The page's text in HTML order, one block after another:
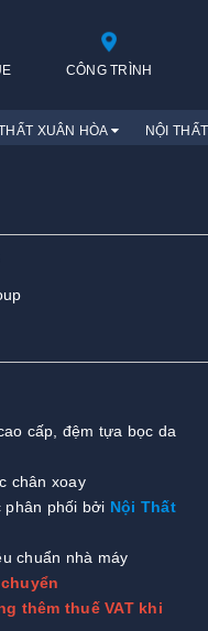
CÔNG TRÌNH
XUÂN HÒA NỘI
cấp, đệm tựa bọc da
chân xoay
phân phối bởi Nội Thất
chuẩn nhà máy
thêm thuế VAT khi